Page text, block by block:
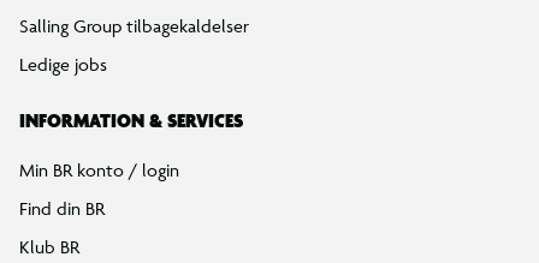
Salling Group tilbagekaldelser
Ledige jobs
INFORMATION & SERVICES
Min BR konto / login
Find din BR
Klub BR